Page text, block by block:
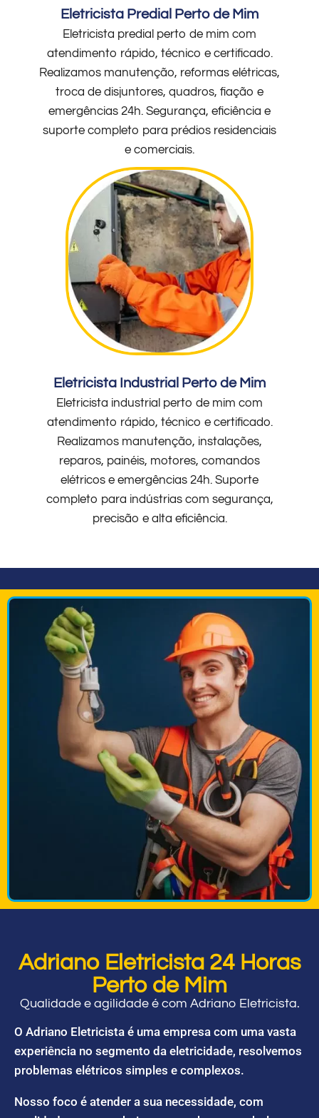
Eletricista Predial Perto de Mim
Eletricista predial perto de mim com
atendimento rápido, técnico e certificado.
Realizamos manutenção, reformas elétricas,
troca de disjuntores, quadros, fiação e
emergências 24h. Segurança, eficiência e
suporte completo para prédios residenciais
e comerciais.
Eletricista Industrial Perto de Mim
Eletricista industrial perto de mim com
atendimento rápido, técnico e certificado.
Realizamos manutenção, instalações,
reparos, painéis, motores, comandos
elétricos e emergências 24h. Suporte
completo para indústrias com segurança,
precisão e alta eficiência.
Adriano Eletricista 24 Horas
Perto de Mim
Qualidade e agilidade é com Adriano Eletricista.
O Adriano Eletricista é uma empresa com uma vasta
experiência no segmento da eletricidade, resolvemos
problemas elétricos simples e complexos.
Nosso foco é atender a sua necessidade, com